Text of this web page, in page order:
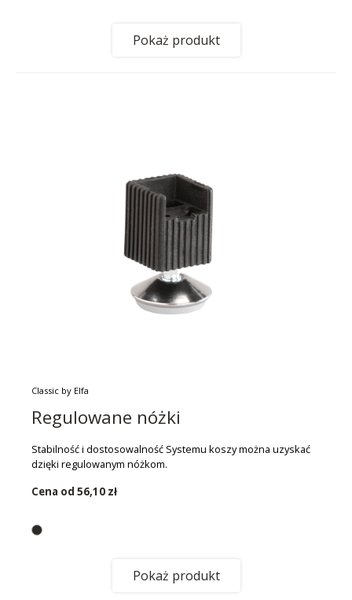
Pokaż produkt
Classic by Elfa
Regulowane nóżki
Stabilność i dostosowalność Systemu koszy można uzyskać
dzięki regulowanym nóżkom.
Cena od 56,10 zł
Pokaż produkt